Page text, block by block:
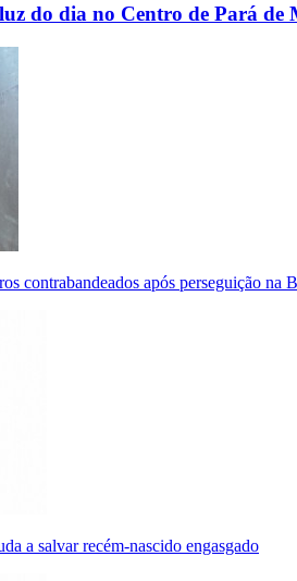
do dia no Centro de Pará de
contrabandeados após perseguição
a salvar recém-nascido engasgado